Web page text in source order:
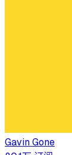
Gavin Gone